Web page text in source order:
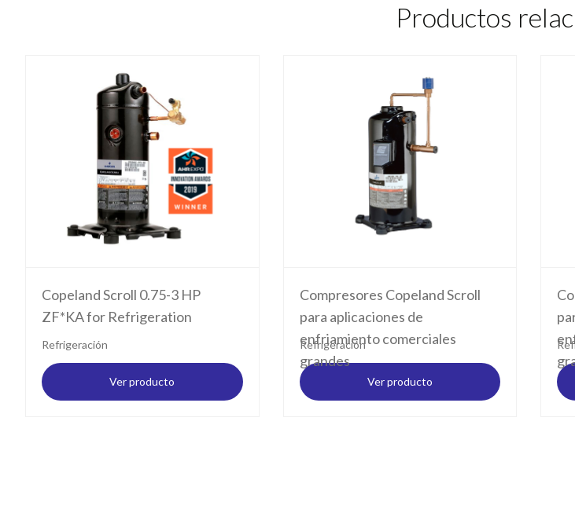
Productos
Copeland Scroll 0.75-3 HP
ZF*KA for Refrigeration
Refrigeración
Ver producto
Compresores Copeland Scroll
para aplicaciones de
enfriamiento comerciales
grandes
Refrigeración
Ver producto